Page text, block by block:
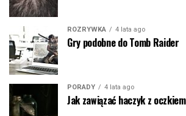
ROZRYWKA 4 lata ago
Gry podobne do Tomb Raider
PORADY 4 lata ago
Jak zawiązać haczyk z